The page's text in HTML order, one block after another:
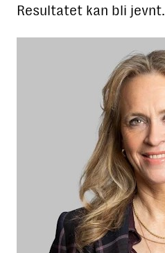
Resultatet kan bli jevnt.